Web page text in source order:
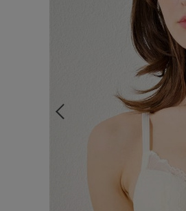
マタニティ
ギフトラッピング